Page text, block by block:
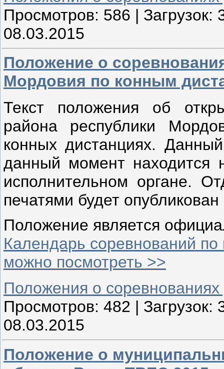
Просмотров: 586 | Загрузок:
08.03.2015
Положение о
Мордовия по конным
Текст положения об
района республики
конных дистанциях.
данный момент находится
исполнительном органе.
печатями будет
Положение является
Календарь соревнований
можно посмотреть >>
Положения о
Просмотров: 482 | Загрузок:
08.03.2015
Положение о